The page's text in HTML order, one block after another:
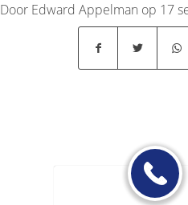
Door Edward Appelman op 17